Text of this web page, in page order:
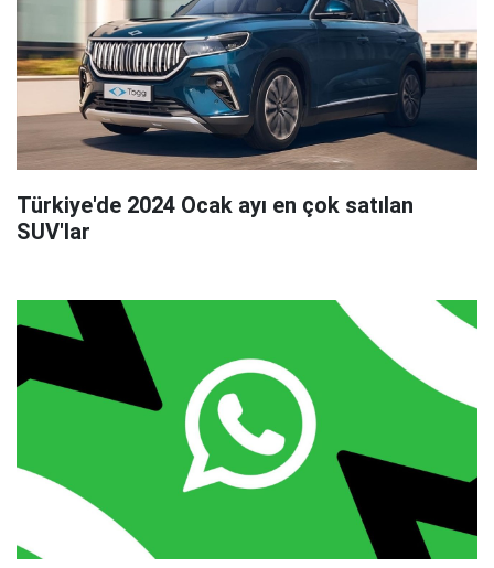
Huawei markası kullananlar dikkat: Google
gerçeği ortaya çıktı